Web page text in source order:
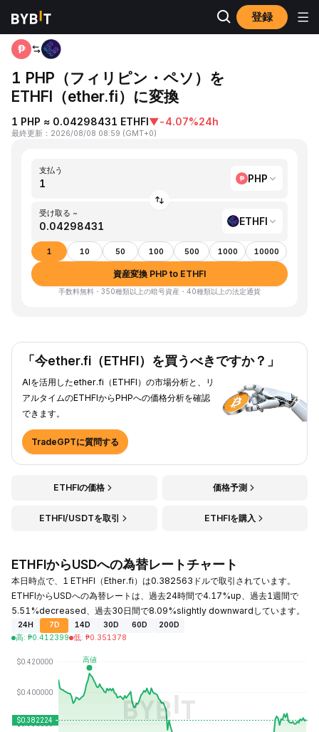
登録
ホーム PHP to ETHFI
1 PHP（フィリピン・ペソ）を
ETHFI（ether.fi）に変換
1 PHP ≈ 0.04298431 ETHFI▼-4.07%24h
最終更新 ： 2026/08/08 08:59 (GMT+0)
支払う
PHP
受け取る ~
ETHFI
1 10 50 100 500 1000 10000
資産変換 PHP to ETHFI
手数料無料・350種類以上の暗号資産・40種類以上の法定通貨
「今ether.fi（ETHFI）を買うべきですか？」
AIを活用したether.fi（ETHFI）の市場分析と、リ
アルタイムのETHFIからPHPへの価格分析を確認
できます。
TradeGPTに質問する
ETHFIの価格 価格予測
ETHFI/USDTを取引 ETHFIを購入
ETHFIからUSDへの為替レートチャート
本日時点で、1 ETHFI（Ether.fi）は0.382563ドルで取引されています。
ETHFIからUSDへの為替レートは、過去24時間で4.17%up、過去1週間で
5.51%decreased、過去30日間で8.09%slightly downwardしています。
24H 7D 14D 30D 60D
200D
高: ₱0.412399 低: ₱0.351378